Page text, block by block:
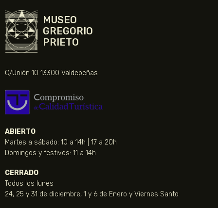
MUSEO
GREGORIO
PRIETO
C/Unión 10 13300 Valdepeñas
ABIERTO
Martes a sábado: 10 a 14h | 17 a 20h
Domingos y festivos: 11 a 14h
CERRADO
Todos los lunes
24, 25 y 31 de diciembre, 1 y 6 de Enero y Viernes Santo